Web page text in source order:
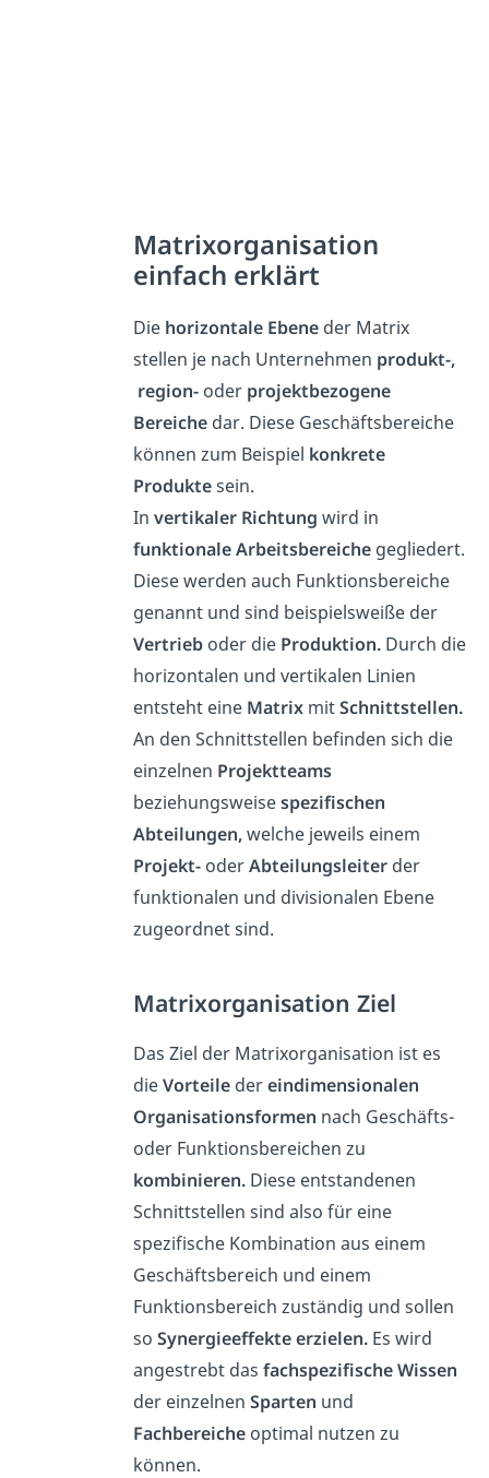
Matrixorganisation
einfach erklärt
Die horizontale Ebeneder Matrix
stellen je nach Unternehmen produkt-,
region-oder projektbezogene
Bereichedar. Diese Geschäftsbereiche
können zum Beispiel konkrete
Produktesein.
In vertikaler Richtung wird in
funktionale Arbeitsbereichegegliedert.
Diese werden auch Funktionsbereiche
genannt und sind beispielsweiße der
Vertrieboder die Produktion.Durch die
horizontalen und vertikalen Linien
entsteht eine MatrixmitSchnittstellen.
An den Schnittstellen befinden sich die
einzelnen Projektteams
beziehungsweisespezifischen
Abteilungen,welche jeweils einem
Projekt-oderAbteilungsleiterder
funktionalen und divisionalen Ebene
zugeordnet sind.
Matrixorganisation Ziel
Das Ziel der Matrixorganisation ist es
dieVorteiledereindimensionalen
Organisationsformen nach Geschäfts-
oder Funktionsbereichen zu
kombinieren.Diese entstandenen
Schnittstellen sind also für eine
spezifische Kombination aus einem
Geschäftsbereich und einem
Funktionsbereich zuständig und sollen
so Synergieeffekte erzielen.Es wird
angestrebt das fachspezifische Wissen
der einzelnen Sparten und
Fachbereicheoptimal nutzen zu
können.